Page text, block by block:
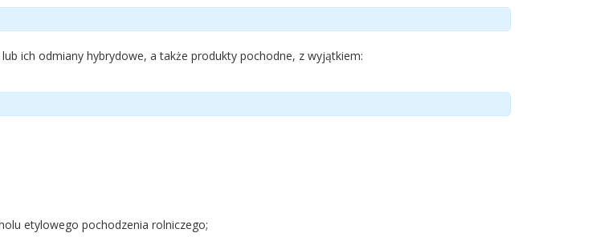
ich odmiany hybrydowe, a także produkty pochodne, z wyjątkiem:
etylowego pochodzenia rolniczego;